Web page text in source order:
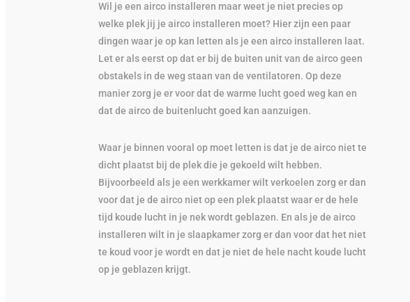
Wil je een airco installeren maar weet je niet precies op
welke plek jij je airco installeren moet? Hier zijn een paar
dingen waar je op kan letten als je een airco installeren laat.
Let er als eerst op dat er bij de buiten unit van de airco geen
obstakels in de weg staan van de ventilatoren. Op deze
manier zorg je er voor dat de warme lucht goed weg kan en
dat de airco de buitenlucht goed kan aanzuigen.
Waar je binnen vooral op moet letten is dat je de airco niet te
dicht plaatst bij de plek die je gekoeld wilt hebben.
Bijvoorbeeld als je een werkkamer wilt verkoelen zorg er dan
voor dat je de airco niet op een plek plaatst waar er de hele
tijd koude lucht in je nek wordt geblazen. En als je de airco
installeren wilt in je slaapkamer zorg er dan voor dat het niet
te koud voor je wordt en dat je niet de hele nacht koude lucht
op je geblazen krijgt.